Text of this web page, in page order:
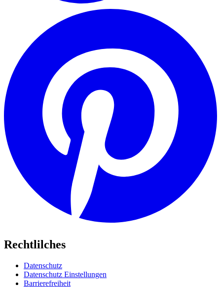
Rechtlilches
Datenschutz
Datenschutz Einstellungen
Barrierefreiheit